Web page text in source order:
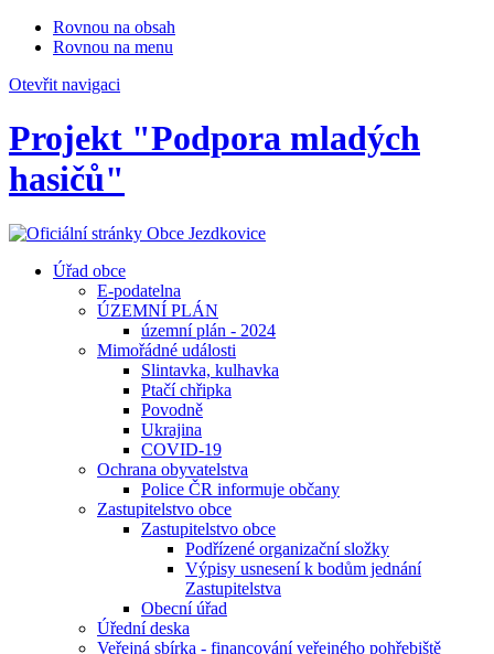
Rovnou na obsah
Rovnou na menu
Otevřit navigaci
Projekt "Podpora mladých
hasičů"
Úřad obce
E-podatelna
ÚZEMNÍ PLÁN
územní plán - 2024
Mimořádné události
Slintavka, kulhavka
Ptačí chřipka
Povodně
Ukrajina
COVID-19
Ochrana obyvatelstva
Police ČR informuje občany
Zastupitelstvo obce
Zastupitelstvo obce
Podřízené organizační složky
Výpisy usnesení k bodům jednání
Zastupitelstva
Obecní úřad
Úřední deska
Veřejná sbírka - financování veřejného pohřebiště